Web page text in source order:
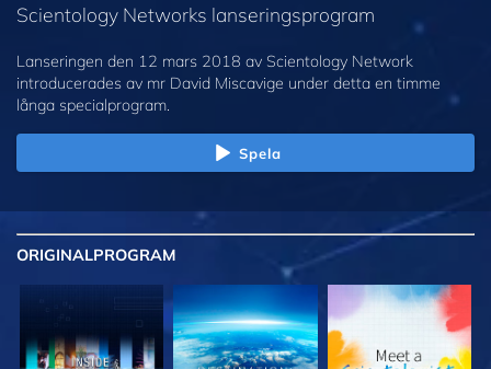
Scientology Networks lanseringsprogram
Lanseringen den 12 mars 2018 av Scientology Network
introducerades av mr David Miscavige under detta en timme
långa specialprogram.
Spela
ORIGINALPROGRAM